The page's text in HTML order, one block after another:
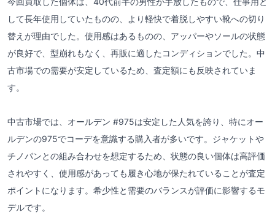
して長年使用していたものの、より軽快で着脱しやすい靴への切り
替えが理由でした。使用感はあるものの、アッパーやソールの状態
が良好で、型崩れもなく、再販に適したコンディションでした。中
古市場での需要が安定しているため、査定額にも反映されていま
す。
中古市場では、オールデン #975は安定した人気を誇り、特にオー
ルデンの975でコーデを意識する購入者が多いです。ジャケットや
チノパンとの組み合わせを想定するため、状態の良い個体は高評価
されやすく、使用感があっても履き心地が保たれていることが査定
ポイントになります。希少性と需要のバランスが評価に影響するモ
デルです。